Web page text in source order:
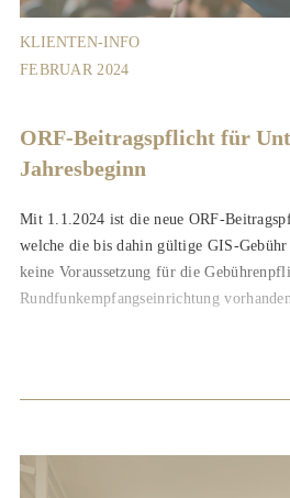
KLIENTEN-INFO
FEBRUAR 2024
ORF-Beitragspflicht für
Jahresbeginn
Mit 1.1.2024 ist die neue ORF-
welche die bis dahin gültige GIS-Gebühr
keine Voraussetzung für die
Rundfunkempfangseinrichtung